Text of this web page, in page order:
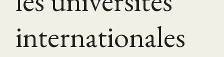
internationales